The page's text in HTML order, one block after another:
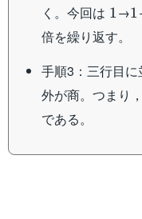
く。今回は 1
1→1
1
倍を繰り返す。
手順3：三行目
外が商。つまり
である。